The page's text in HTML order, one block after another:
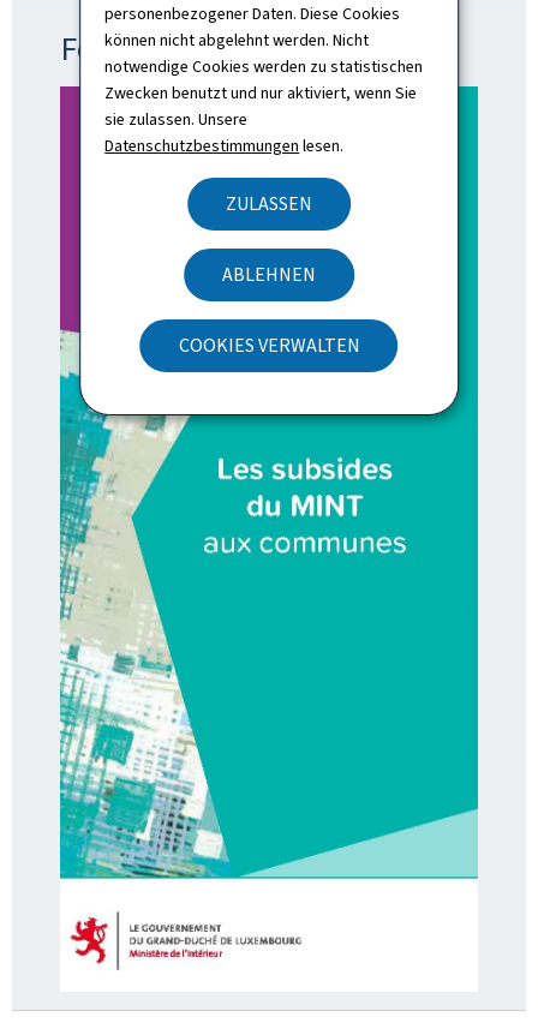
personenbezogener Daten. Diese Cookies
können nicht abgelehnt werden. Nicht
notwendige Cookies werden zu statistischen
Zwecken benutzt und nur aktiviert, wenn Sie
sie zulassen. Unsere
Datenschutzbestimmungen lesen.
ZULASSEN
ABLEHNEN
COOKIES VERWALTEN
Fördermittel für Gemeinden